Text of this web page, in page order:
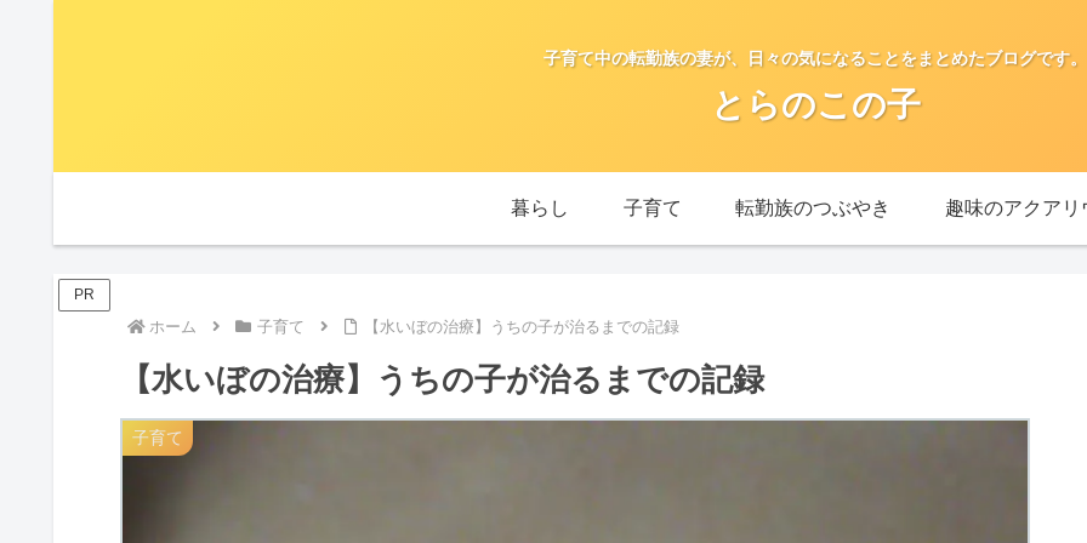
子育て中の転勤族の妻が、日々の気になることをまとめたブログです。
とらのこの子
暮らし 子育て 転勤族のつぶやき 趣味のアクアリ
PR
ホーム 子育て 【水いぼの治療】うちの子が治るまでの記録
【水いぼの治療】うちの子が治るまでの記録
子育て